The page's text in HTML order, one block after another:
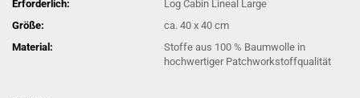
Erforderlich:
Log Cabin Lineal Large
Größe:
ca. 40 x 40 cm
Material:
Stoffe aus 100 % Baumwolle in
hochwertiger Patchworkstoffqualität